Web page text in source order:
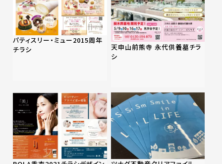
パティスリー・ミュー2015周年
チラシ
天申山前熊寺 永代供養墓チラ
シ